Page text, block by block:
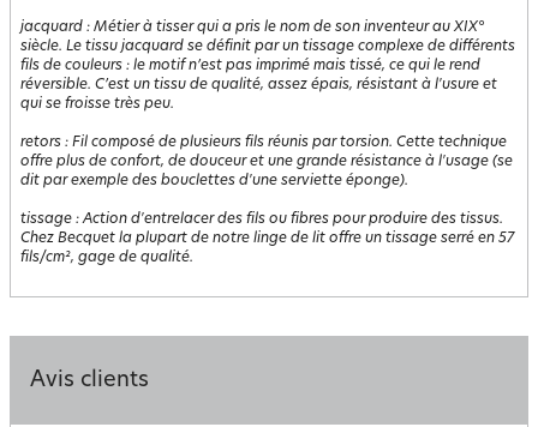
jacquard : Métier à tisser qui a pris le nom de son inventeur au XIX°
siècle. Le tissu jacquard se définit par un tissage complexe de différents
fils de couleurs : le motif n’est pas imprimé mais tissé, ce qui le rend
réversible. C’est un tissu de qualité, assez épais, résistant à l'usure et
qui se froisse très peu.
retors : Fil composé de plusieurs fils réunis par torsion. Cette technique
offre plus de confort, de douceur et une grande résistance à l'usage (se
dit par exemple des bouclettes d'une serviette éponge).
tissage :Action d'entrelacer des fils ou fibres pour produire des tissus.
Chez Becquet la plupart de notre linge de lit offre un tissage serré en 57
fils/cm², gage de qualité.
Avis clients